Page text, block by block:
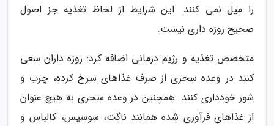
را میل نمی کنند. این شرایط از لحاظ تغذیه جز اصول
صحیح روزه داری نیست.
متخصص تغذیه و رژیم درمانی اضافه کرد: روزه داران سعی
کنند در وعده سحری از صرف غذاهای سرخ کرده، چرب و
شور خودداری کنند. همچنین در وعده سحری به هیچ عنوان
از غذاهای فرآوری شده همانند ناگت، سوسیس، کالباس و